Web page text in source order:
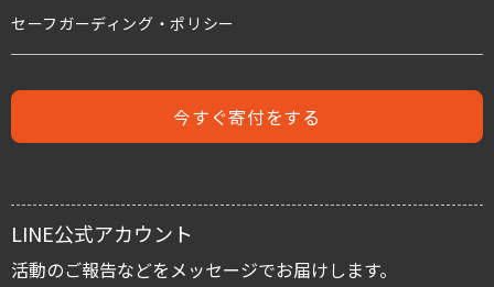
危機にある子どもたちのための募金
国内子ども支援募金
人身売買
児童労働と世界の子どもたち
レポート
スタッフブログ
セーフガーディング・ポリシー
今すぐ寄付をする
LINE公式アカウント
活動のご報告などをメッセージでお届けします。